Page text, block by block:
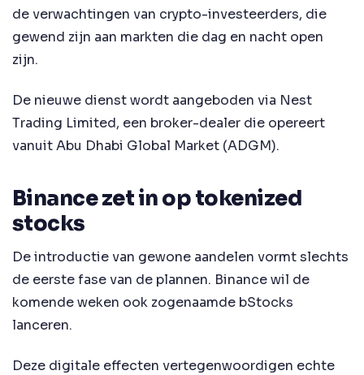
de verwachtingen van crypto-investeerders, die
gewend zijn aan markten die dag en nacht open
zijn.
De nieuwe dienst wordt aangeboden via Nest
Trading Limited, een broker-dealer die opereert
vanuit Abu Dhabi Global Market (ADGM).
Binance zet in op tokenized
stocks
De introductie van gewone aandelen vormt slechts
de eerste fase van de plannen. Binance wil de
komende weken ook zogenaamde bStocks
lanceren.
Deze digitale effecten vertegenwoordigen echte